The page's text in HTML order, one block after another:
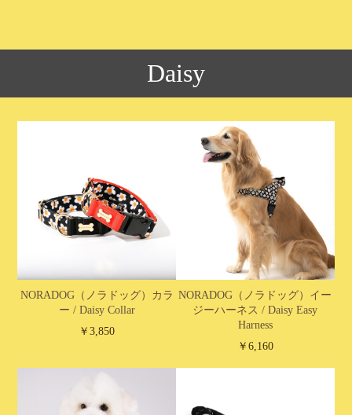
Daisy
NORADOG（ノラドッグ）カラ
ー / Daisy Collar
￥3,850
NORADOG（ノラドッグ）イー
ジーハーネス / Daisy Easy
Harness
￥6,160